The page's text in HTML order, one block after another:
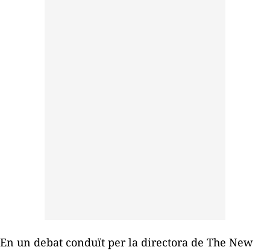
En un debat conduït per la directora de The New